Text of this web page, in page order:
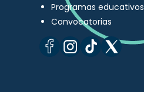
Programas educativos
Convocatorias